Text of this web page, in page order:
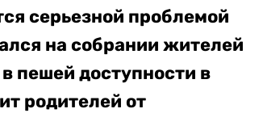
серьезной проблемой
на собрании жителей
пешей доступности в
родителей от